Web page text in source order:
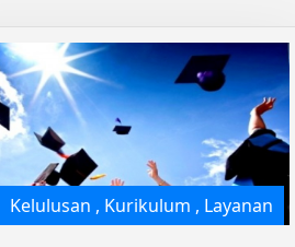
Kelulusan , Kurikulum , Layanan